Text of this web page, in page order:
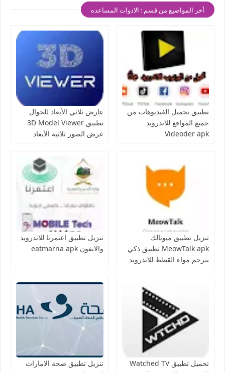
أخر المواضيع من قسم : الادوات المساعده
تطبيق تحميل الفيديوهات من
جميع المواقع للاندرويد
Videoder apk
عارض ثلاثي الأبعاد للجوال
تطبيق 3D Model Viewer
عرض الصور ثلاثية الأبعاد
تنزيل تطبيق ميوتالك
MeowTalk apk تطبيق ذكي
يترجم مواء القطط للاندرويد
تنزيل تطبيق اعتمرنا للاندرويد
والايفون eatmarna apk
تحميل تطبيق Watched TV
تنزيل تطبيق صحة الامارات